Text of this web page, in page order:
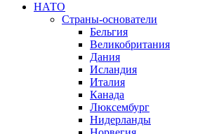
НАТО
Страны-основатели
Бельгия
Великобритания
Дания
Исландия
Италия
Канада
Люксембург
Нидерланды